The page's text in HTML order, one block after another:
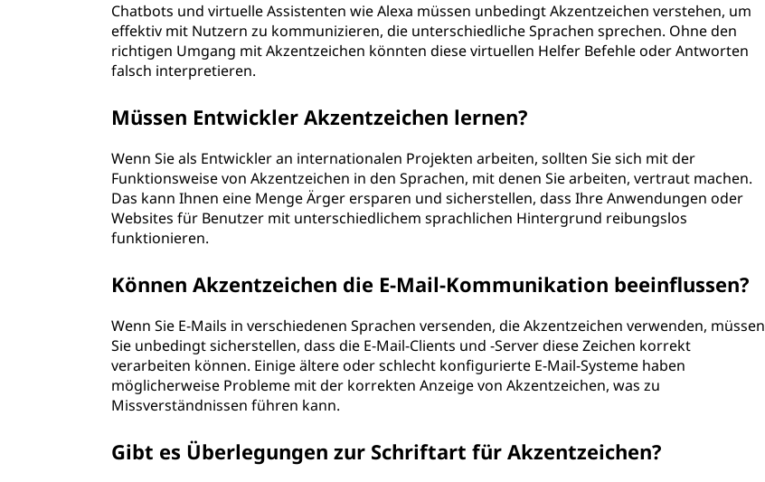
Chatbots und virtuelle Assistenten wie Alexa müssen unbedingt Akzentzeichen verstehen, um
effektiv mit Nutzern zu kommunizieren, die unterschiedliche Sprachen sprechen. Ohne den
richtigen Umgang mit Akzentzeichen könnten diese virtuellen Helfer Befehle oder Antworten
falsch interpretieren.
Müssen Entwickler Akzentzeichen lernen?
Wenn Sie als Entwickler an internationalen Projekten arbeiten, sollten Sie sich mit der
Funktionsweise von Akzentzeichen in den Sprachen, mit denen Sie arbeiten, vertraut machen.
Das kann Ihnen eine Menge Ärger ersparen und sicherstellen, dass Ihre Anwendungen oder
Websites für Benutzer mit unterschiedlichem sprachlichen Hintergrund reibungslos
funktionieren.
Können Akzentzeichen die E-Mail-Kommunikation beeinflussen?
Wenn Sie E-Mails in verschiedenen Sprachen versenden, die Akzentzeichen verwenden, müssen
Sie unbedingt sicherstellen, dass die E-Mail-Clients und -Server diese Zeichen korrekt
verarbeiten können. Einige ältere oder schlecht konfigurierte E-Mail-Systeme haben
möglicherweise Probleme mit der korrekten Anzeige von Akzentzeichen, was zu
Missverständnissen führen kann.
Gibt es Überlegungen zur Schriftart für Akzentzeichen?